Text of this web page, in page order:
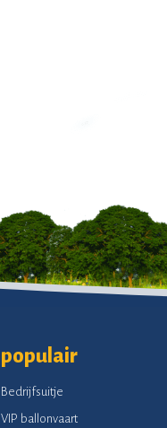
populair
Bedrijfsuitje
VIP ballonvaart